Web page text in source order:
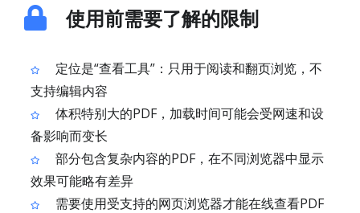
使用前需要了解的限制
定位是“查看工具”：只用于阅读和翻页浏览，不
支持编辑内容
体积特别大的PDF，加载时间可能会受网速和设
备影响而变长
部分包含复杂内容的PDF，在不同浏览器中显示
效果可能略有差异
需要使用受支持的网页浏览器才能在线查看PDF